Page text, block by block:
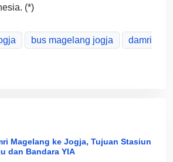
(*)
bus magelang jogja
damri
Magelang ke Jogja, Tujuan Stasiun
dan Bandara YIA